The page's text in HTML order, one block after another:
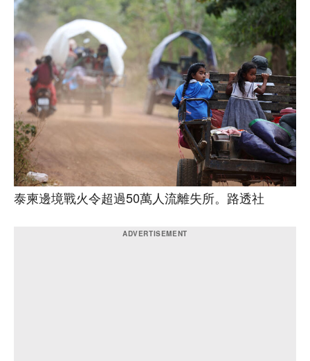
泰柬邊境戰火令超過50萬人流離失所。路透社